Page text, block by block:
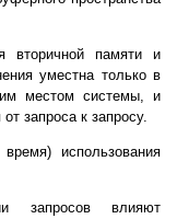
вторичной памяти и
уместна только в
местом системы, и
запроса к запросу.
использования
запросов влияют